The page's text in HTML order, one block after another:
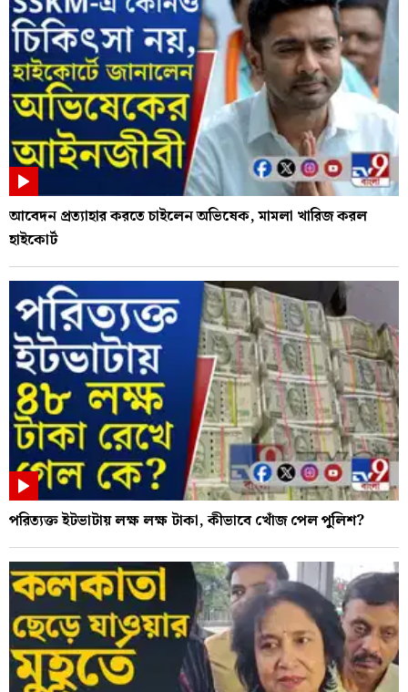
আবেদন প্রত্যাহার করতে চাইলেন অভিষেক, মামলা খারিজ করল
হাইকোর্ট
পরিত্যক্ত ইটভাটায় লক্ষ লক্ষ টাকা, কীভাবে খোঁজ পেল পুলিশ?